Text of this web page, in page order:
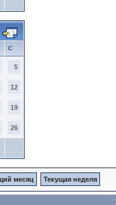
С
5
12
19
26
месяц Текущая неделя